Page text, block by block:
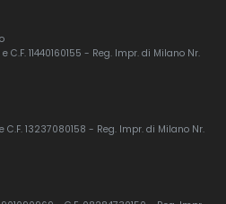
11440160155 - Reg. Impr. di Milano Nr.
C.F. 13237080158 - Reg. Impr. di Milano Nr.